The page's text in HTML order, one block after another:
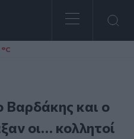
και ο
οι… κολλητοί